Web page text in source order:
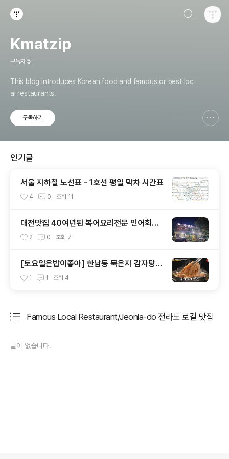
Kmatzip
구독자 5
This blog introduces Korean food and famous or best loc
al restaurants.
구독하기
인기글
서울 지하철 노선표 - 1호선 평일 막차 시간표
4 0 조회 11
대전맛집 40여년된 복어요리전문 민어회전
문 원조 강경옥
2 0 조회 7
[토요일은밥이좋아] 한남동 묵은지 감자탕
맛집 24시 뼈다귀 감자탕
1 1 조회 4
Famous Local Restaurant/Jeonla-do 전라도 로컬 맛집
글이 없습니다.